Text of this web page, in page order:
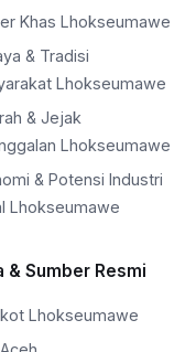
Khas Lhokseumawe
& Tradisi
Lhokseumawe
& Jejak
Lhokseumawe
& Potensi Industri
Lhokseumawe
& Sumber Resmi
Lhokseumawe